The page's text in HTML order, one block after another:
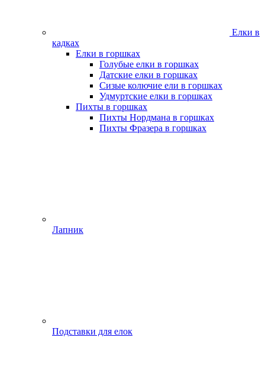
Елки в
кадках
Елки в горшках
Голубые елки в горшках
Датские елки в горшках
Сизые колючие ели в горшках
Удмуртские елки в горшках
Пихты в горшках
Пихты Нордмана в горшках
Пихты Фразера в горшках
Лапник
Подставки для елок